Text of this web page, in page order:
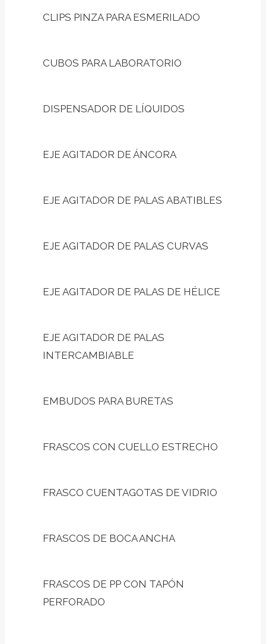
CLIPS PINZA PARA ESMERILADO
CUBOS PARA LABORATORIO
DISPENSADOR DE LÍQUIDOS
EJE AGITADOR DE ÁNCORA
EJE AGITADOR DE PALAS ABATIBLES
EJE AGITADOR DE PALAS CURVAS
EJE AGITADOR DE PALAS DE HÉLICE
EJE AGITADOR DE PALAS
INTERCAMBIABLE
EMBUDOS PARA BURETAS
FRASCOS CON CUELLO ESTRECHO
FRASCO CUENTAGOTAS DE VIDRIO
FRASCOS DE BOCA ANCHA
FRASCOS DE PP CON TAPÓN
PERFORADO